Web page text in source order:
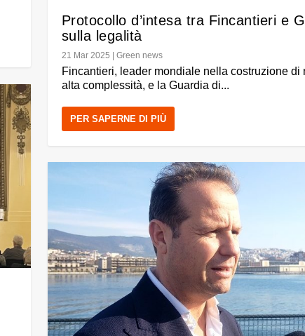
Protocollo d’intesa tra Fincantieri e
sulla legalità
21 Mar 2025 Green news
Fincantieri, leader mondiale nella costruzione di
alta complessità, e la Guardia di...
PER SAPERNE DI PIÙ